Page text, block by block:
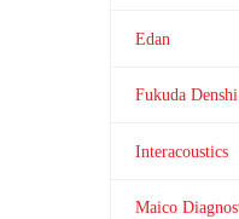
Edan
Fukuda Denshi
Interacoustics
Maico